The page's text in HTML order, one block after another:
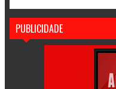
PUBLICIDADE